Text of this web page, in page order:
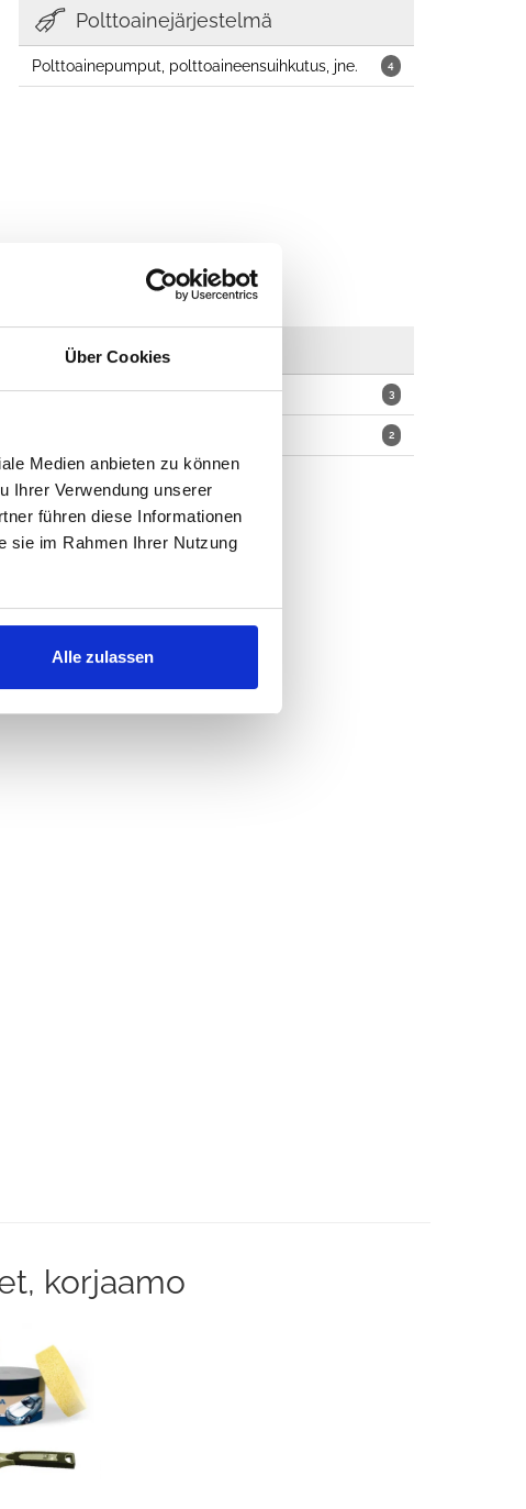
Über Cookies
Medien anbieten zu können
Ihrer Verwendung unserer
führen diese Informationen
sie im Rahmen Ihrer Nutzung
Alle zulassen
Polttoainejärjestelmä
4
Polttoainepumput, polttoaineensuihkutus, jne.
Vaihteisto
3
Automaattivaihteistot
2
korjaamo